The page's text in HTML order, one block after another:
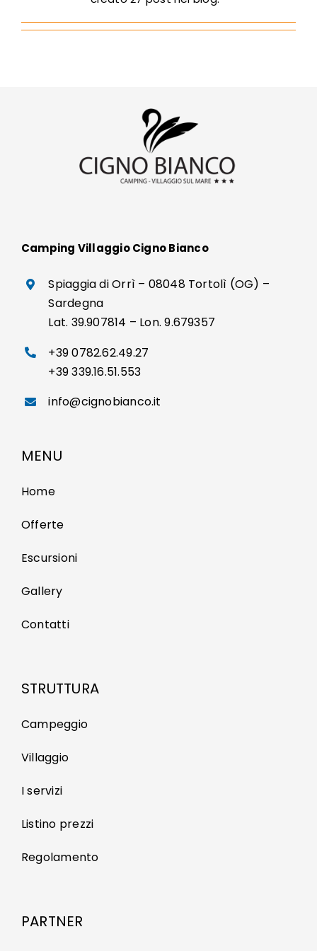
Contatti
Camping Villaggio Cigno Bianco
Spiaggia di Orrì – 08048 Tortolì (OG) –
Sardegna
Lat. 39.907814 – Lon. 9.679357
+39 0782.62.49.27
+39 339.16.51.553
info@cignobianco.it
MENU
Home
Offerte
Escursioni
Gallery
Contatti
STRUTTURA
Campeggio
Villaggio
I servizi
Listino prezzi
Regolamento
PARTNER